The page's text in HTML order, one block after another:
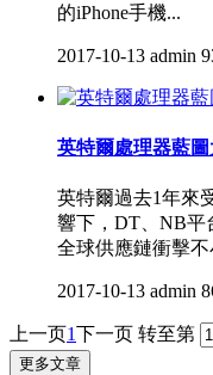
的iPhone手機...
2017-10-13 admin
英特爾處理器藍
英特爾過去1年來
響下，DT、NB平
全球供應鏈衝擊不
2017-10-13 admin
上一页1下一页 转至第
更多文章